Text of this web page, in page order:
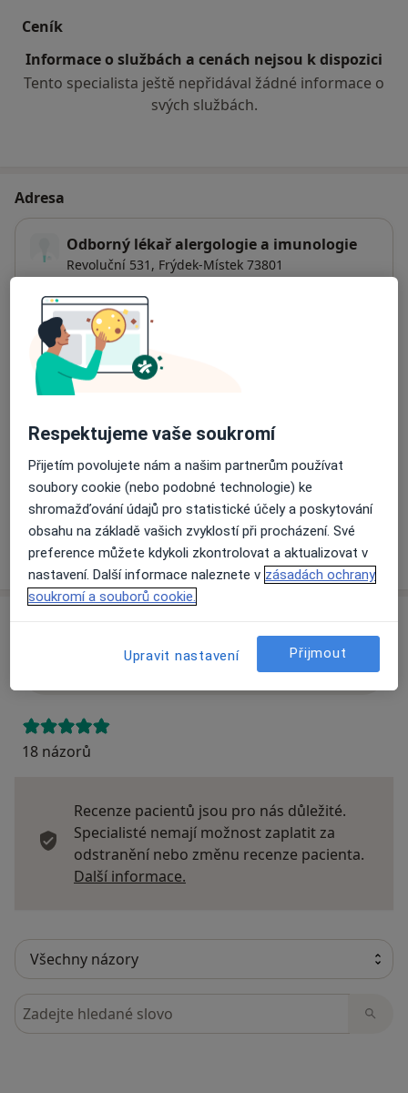
Ceník
Informace o službách a cenách nejsou k dispozici
Tento specialista ještě nepřidával žádné informace o
svých službách.
Adresa
Odborný lékař alergologie a imunologie
Revoluční 531, Frýdek-Místek 73801
Dostupnost
Na této adrese online kalendář není aktivní
Co mám v takové situaci udělat?
Způsoby platby (soukromé návštěvy)
Na teto adrese lékař přijímá pacienty na pojišťovnu
Detaily
Více
o adrese
Přidejte svůj názor
18 názorů
Recenze pacientů jsou pro nás důležité.
Specialisté nemají možnost zaplatit za
odstranění nebo změnu recenze pacienta.
Další informace.
Hledejte v názorech
Respektujeme vaše soukromí
Přijetím povolujete nám a našim partnerům používat
soubory cookie (nebo podobné technologie) ke
shromažďování údajů pro statistické účely a poskytování
obsahu na základě vašich zvyklostí při procházení. Své
preference můžete kdykoli zkontrolovat a aktualizovat v
nastavení. Další informace naleznete v zásadách ochrany
soukromí a souborů cookie.
Upravit nastavení Přijmout